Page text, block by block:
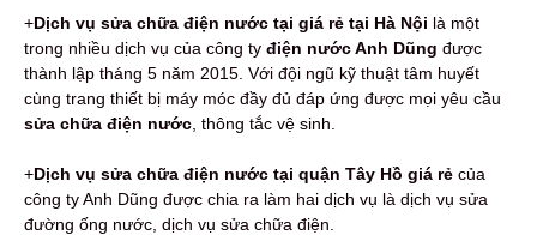
+Dịch vụ sửa chữa điện nước tại giá rẻ tại Hà Nội là một
trong nhiều dịch vụ của công ty điện nước Anh Dũng được
thành lập tháng 5 năm 2015. Với đội ngũ kỹ thuật tâm huyết
cùng trang thiết bị máy móc đầy đủ đáp ứng được mọi yêu cầu
sửa chữa điện nước , thông tắc vệ sinh.
+Dịch vụ sửa chữa điện nước tại quận Tây Hồ giá rẻ của
công ty Anh Dũng được chia ra làm hai dịch vụ là dịch vụ sửa
đường ống nước, dịch vụ sửa chữa điện.